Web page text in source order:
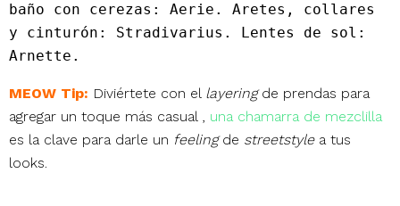
baño con cerezas: Aerie. Aretes, collares
y cinturón: Stradivarius. Lentes de sol:
Arnette.
MEOW Tip: Diviértete con el layeringde prendas para
agregar un toque más casual , una chamarra de mezclilla
es la clave para darle un feelingde streetstylea tus
looks.